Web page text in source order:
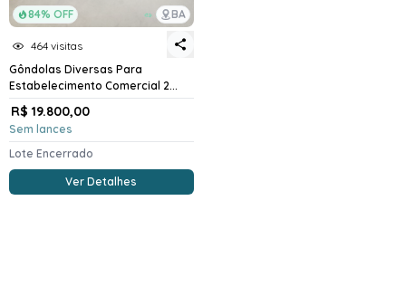
84% OFF BA
464 visitas
Gôndolas Diversas Para
Estabelecimento Comercial 2...
R$ 19.800,00
Sem lances
Lote Encerrado
Ver Detalhes